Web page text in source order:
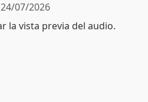
24/07/2026